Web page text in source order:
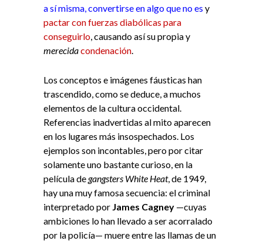
a sí misma, convertirse en algo que no es y
pactar con fuerzas diabólicas para
conseguirlo , causando así su propia y
merecidacondenación
Los conceptos e imágenes fáusticas han
trascendido, como se deduce, a muchos
elementos de la cultura occidental.
Referencias inadvertidas al mito aparecen
en los lugares más insospechados. Los
ejemplos son incontables, pero por citar
solamente uno bastante curioso, en la
película degangsters White Heat, de 1949,
hay una muy famosa secuencia: el criminal
interpretado por James Cagney —cuyas
ambiciones lo han llevado a ser acorralado
por la policía— muere entre las llamas de un